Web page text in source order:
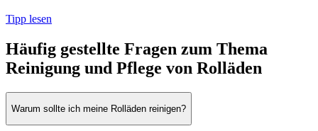
Tipp lesen
Häufig gestellte Fragen zum Thema
Reinigung und Pflege von Rolläden
Warum sollte ich meine Rolläden reinigen?